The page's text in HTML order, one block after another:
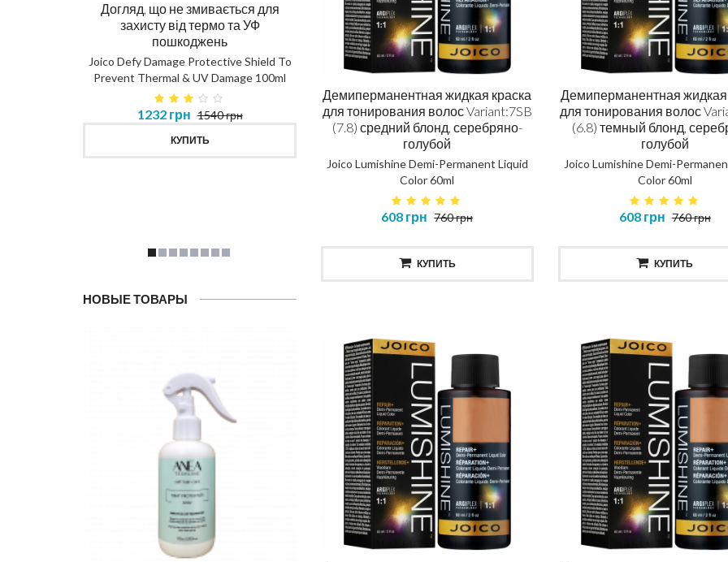
Догляд, що не змивається для
захисту від термо та УФ
пошкоджень
Joico Defy Damage Protective Shield To
Prevent Thermal & UV Damage 100ml
1232 грн 1540 грн
КУПИТЬ
Маска повне відновлення
DIAGNOSTIC TOTAL REPAIR MASK
414 грн
КУПИТЬ
Шампунь для тіла та
HAIR AND BODY
520 грн
КУПИТЬ
НОВЫЕ ТОВАРЫ
Демиперманентная жидкая краска
для тонирования волос Variant:7SB
(7.8) средний блонд, серебряно-
голубой
Joico Lumishine Demi-Permanent Liquid
Color 60ml
608 грн 760 грн
КУПИТЬ
Демиперманентная жидкая
для тонирования волос
(6.8) темный блонд,
голубой
Joico Lumishine Demi-
Color 60ml
608 грн 760 грн
КУПИТЬ